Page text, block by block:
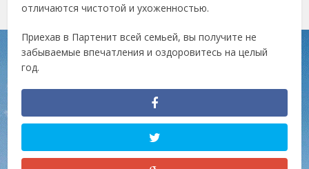
отличаются чистотой и ухоженностью.
Приехав в Партенит всей семьей, вы получите не
забываемые впечатления и оздоровитесь на целый
год.